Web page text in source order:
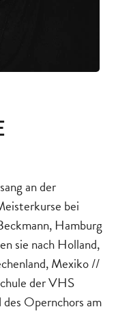
an der
bei
Hamburg
sie nach Holland,
Mexiko //
der VHS
Opernchors am